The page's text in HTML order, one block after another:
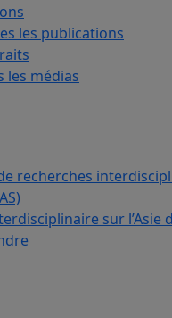
les publications
les médias
recherches
sur l’Asie